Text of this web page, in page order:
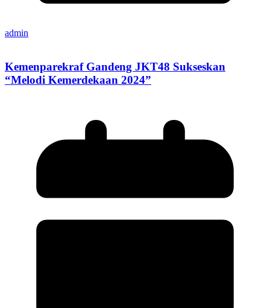
admin
Kemenparekraf Gandeng JKT48 Sukseskan
“Melodi Kemerdekaan 2024”